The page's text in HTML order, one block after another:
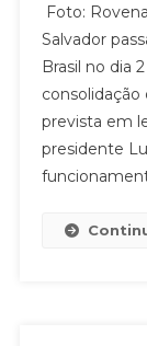
Foto:
Salvador
Brasil no dia
prevista em
presidente